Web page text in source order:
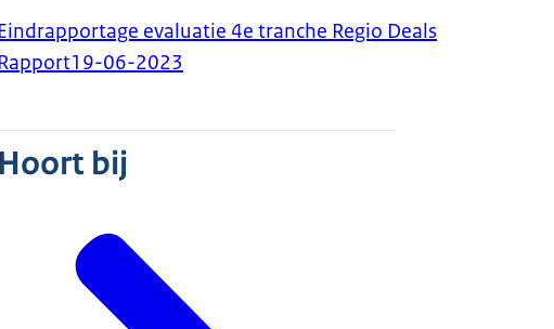
Eindrapportage evaluatie 4e tranche Regio Deals
Rapport19-06-2023
Hoort bij